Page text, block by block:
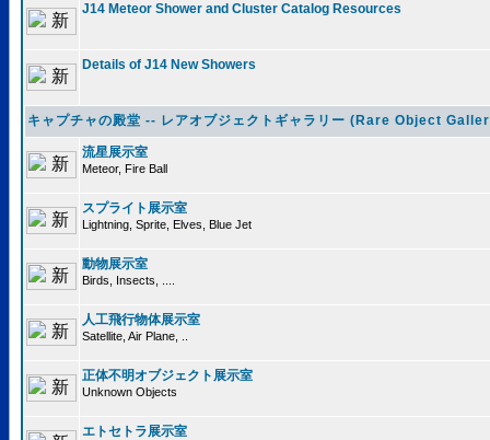
J14 Meteor Shower and Cluster Catalog Resources
Details of J14 New Showers
キャプチャの殿堂 -- レアオブジェクトギャラリー (Rare Object
流星展示室
Meteor, Fire Ball
スプライト展示室
Lightning, Sprite, Elves, Blue Jet
動物展示室
Birds, Insects, ....
人工飛行物体展示室
Satellite, Air Plane, ..
正体不明オブジェクト展示室
Unknown Objects
エトセトラ展示室